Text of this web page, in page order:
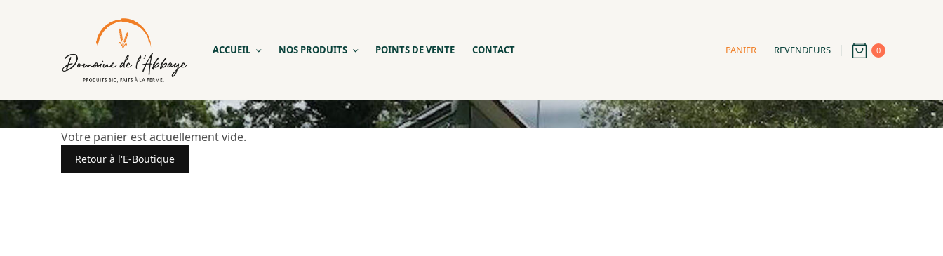
ACCUEIL NOS PRODUITS POINTS DE VENTE CONTACT PANIER REVENDEURS 0
Votre panier est actuellement vide.
Retour à l'E-Boutique